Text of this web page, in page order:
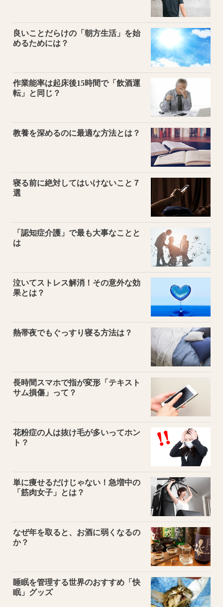
良いことだらけの「朝方生活」を始
めるためには？
作業能率は起床後15時間で「飲酒運
転」と同じ？
教養を深めるのに最適な方法とは？
寝る前に絶対してはいけないこと７
選
「認知症介護」で最も大事なことと
は
泣いてストレス解消！その意外な効
果とは？
熱帯夜でもぐっすり寝る方法は？
長時間スマホで指が変形「テキスト
サム損傷」って？
花粉症の人は抜け毛が多いってホン
ト？
単に痩せるだけじゃない！急増中の
「筋肉女子」とは？
なぜ年を取ると、お酒に弱くなるの
か？
睡眠を管理する世界のおすすめ「快
眠」グッズ